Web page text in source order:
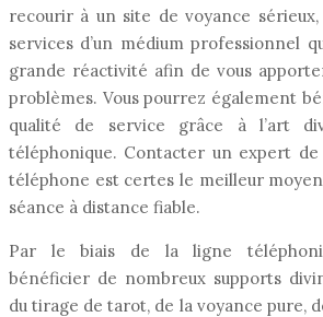
recourir à un site de voyance
services d’un médium professionnel
grande réactivité afin de vous
problèmes. Vous pourrez également
qualité de service grâce à l’art
téléphonique. Contacter un expert
téléphone est certes le meilleur
séance à distance fiable.
Par le biais de la ligne
bénéficier de nombreux supports
du tirage de tarot, de la voyance pure,